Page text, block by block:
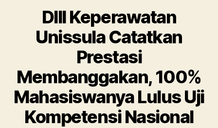
DIII Keperawatan
Unissula Catatkan
Prestasi
Membanggakan, 100%
Mahasiswanya Lulus Uji
Kompetensi Nasional